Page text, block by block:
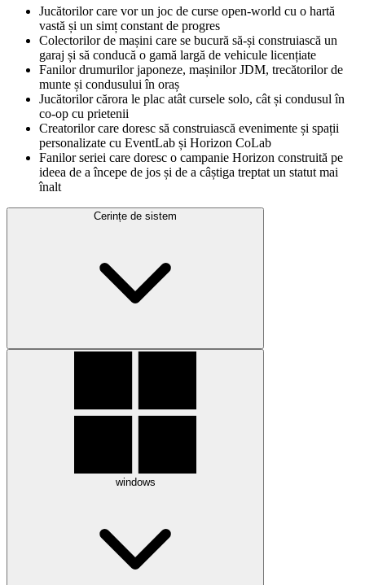
Jucătorilor care vor un joc de curse open‑world cu o hartă
vastă și un simț constant de progres
Colectorilor de mașini care se bucură să‑și construiască un
garaj și să conducă o gamă largă de vehicule licențiate
Fanilor drumurilor japoneze, mașinilor JDM, trecătorilor de
munte și condusului în oraș
Jucătorilor cărora le plac atât cursele solo, cât și condusul în
co‑op cu prietenii
Creatorilor care doresc să construiască evenimente și spații
personalizate cu EventLab și Horizon CoLab
Fanilor seriei care doresc o campanie Horizon construită pe
ideea de a începe de jos și de a câștiga treptat un statut mai
înalt
Cerințe de sistem
windows